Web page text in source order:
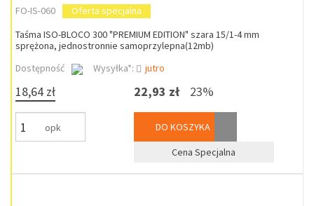
FO-IS-060
Oferta specjalna
Taśma ISO-BLOCO 300 "PREMIUM EDITION" szara 15/1-4 mm
sprężona, jednostronnie samoprzylepna(12mb)
Dostępność
Wysyłka*: jutro
18,64 zł
opk
22,93 zł 23%
DO KOSZYKA
Cena Specjalna